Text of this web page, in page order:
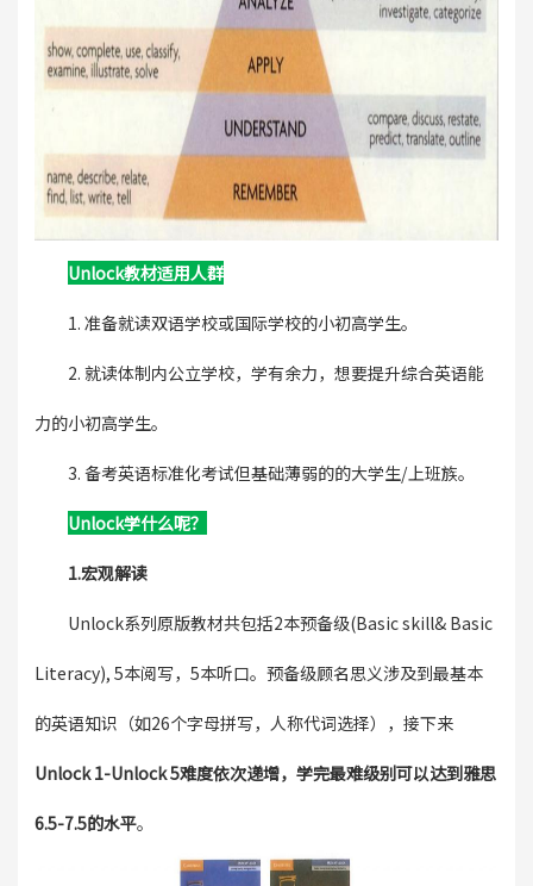
Unlock教材适用人群
1. 准备就读双语学校或国际学校的小初高学生。
2. 就读体制内公立学校，学有余力，想要提升综合英语能
力的小初高学生。
3. 备考英语标准化考试但基础薄弱的的大学生/上班族。
Unlock学什么呢？
1.宏观解读
Unlock系列原版教材共包括2本预备级(Basic skill& Basic
Literacy), 5本阅写，5本听口。预备级顾名思义涉及到最基本
的英语知识（如26个字母拼写，人称代词选择），接下来
Unlock 1-Unlock 5难度依次递增，学完最难级别可以达到雅思
6.5-7.5的水平。